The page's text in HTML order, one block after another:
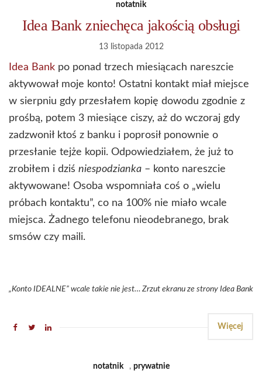
notatnik
Idea Bank zniechęca jakością obsługi
13 listopada 2012
Idea Bank po ponad trzech miesiącach nareszcie
aktywował moje konto! Ostatni kontakt miał miejsce
w sierpniu gdy przesłałem kopię dowodu zgodnie z
prośbą, potem 3 miesiące ciszy, aż do wczoraj gdy
zadzwonił ktoś z banku i poprosił ponownie o
przesłanie tejże kopii. Odpowiedziałem, że już to
zrobiłem i dziś niespodzianka – konto nareszcie
aktywowane! Osoba wspomniała coś o „wielu
próbach kontaktu”, co na 100% nie miało wcale
miejsca. Żadnego telefonu nieodebranego, brak
smsów czy maili.
„Konto IDEALNE” wcale takie nie jest… Zrzut ekranu ze strony Idea Bank
Więcej
notatnik , prywatnie